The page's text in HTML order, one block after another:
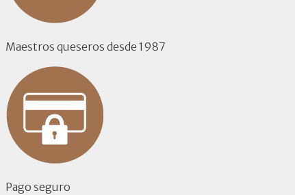
Maestros queseros desde 1987
Pago seguro